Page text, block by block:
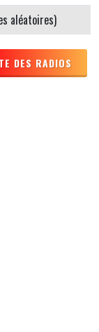
aléatoires)
DES RADIOS